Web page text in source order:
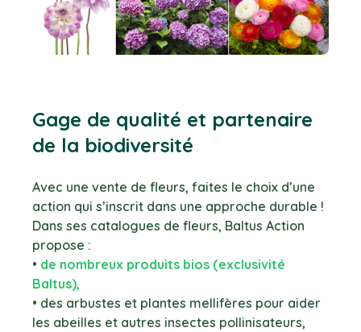
Gage de qualité et partenaire
de la biodiversité
Avec une vente de fleurs, faites le choix d’une
action qui s’inscrit dans une approche durable !
Dans ses catalogues de fleurs, Baltus Action
propose :
• de nombreux produits bios (exclusivité
Baltus),
• des arbustes et plantes mellifères pour aider
les abeilles et autres insectes pollinisateurs,